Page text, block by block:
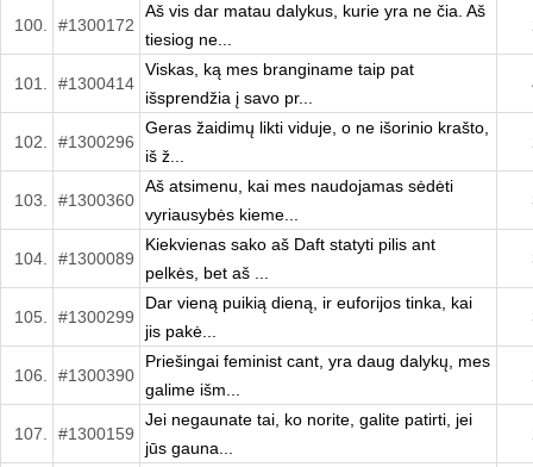
100. #1300172
Aš vis dar matau dalykus, kurie yra ne čia. Aš
tiesiog ne...
101. #1300414
Viskas, ką mes branginame taip pat
išsprendžia į savo pr...
102. #1300296
Geras žaidimų likti viduje, o ne išorinio krašto,
iš ž...
103. #1300360
Aš atsimenu, kai mes naudojamas sėdėti
vyriausybės kieme...
104. #1300089
Kiekvienas sako aš Daft statyti pilis ant
pelkės, bet aš ...
105. #1300299
Dar vieną puikią dieną, ir euforijos tinka, kai
jis pakė...
106. #1300390
Priešingai feminist cant, yra daug dalykų, mes
galime išm...
107. #1300159
Jei negaunate tai, ko norite, galite patirti, jei
jūs gauna...